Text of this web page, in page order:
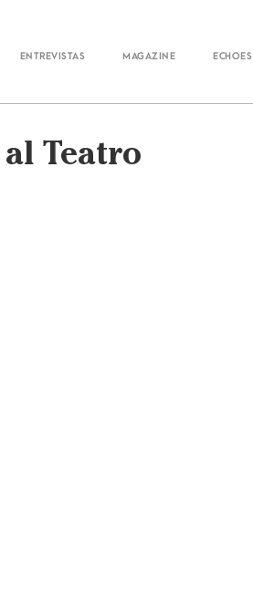
Entrevistas Magazine Echoes
Teatro